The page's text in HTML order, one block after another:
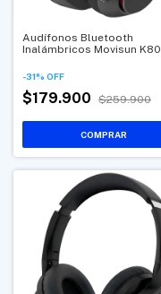
Audífonos Bluetooth
Inalámbricos Movisun K80
-31% OFF
$179.900 $259.900